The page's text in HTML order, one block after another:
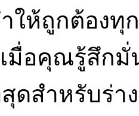
ำให้ถูกต้อง
อคุณรู้สึกมั่
ดสำหรับร่า